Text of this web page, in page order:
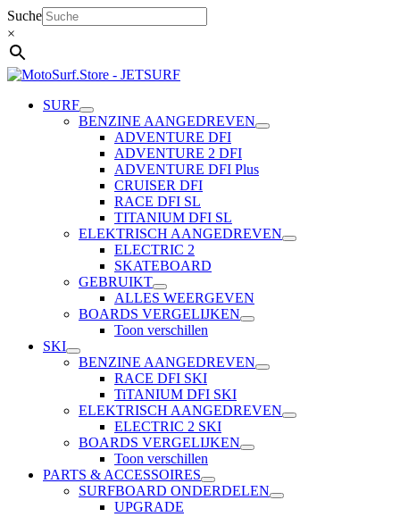
Ga
naar
de
inhoud
Suche
×
SURF
BENZINE AANGEDREVEN
ADVENTURE DFI
ADVENTURE 2 DFI
ADVENTURE DFI Plus
CRUISER DFI
RACE DFI SL
TITANIUM DFI SL
ELEKTRISCH AANGEDREVEN
ELECTRIC 2
SKATEBOARD
GEBRUIKT
ALLES WEERGEVEN
BOARDS VERGELIJKEN
Toon verschillen
SKI
BENZINE AANGEDREVEN
RACE DFI SKI
TiTANIUM DFI SKI
ELEKTRISCH AANGEDREVEN
ELECTRIC 2 SKI
BOARDS VERGELIJKEN
Toon verschillen
PARTS & ACCESSOIRES
SURFBOARD ONDERDELEN
UPGRADE